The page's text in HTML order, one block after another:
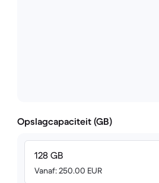
Opslagcapaciteit (GB)
128 GB
Vanaf: 250.00 EUR